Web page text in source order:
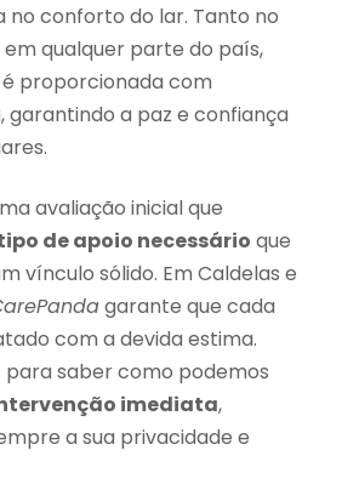
no conforto do lar. Tanto no
qualquer parte do país,
proporcionada com
garantindo a paz e confiança
avaliação inicial que
de apoio necessário que
vínculo sólido. Em Caldelas e
garante que cada
com a devida estima.
saber como podemos
imediata,
a sua privacidade e